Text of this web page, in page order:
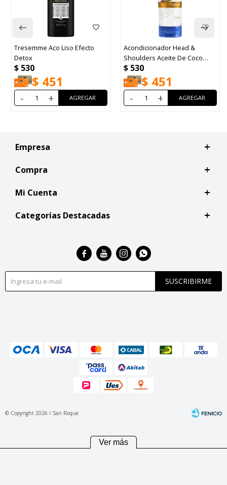
Tresemme Aco Liso Efecto
Detox
$ 530
$ 451
- +
Acondicionador Head &
Shoulders Aceite De Coco
300ml
$ 530
$ 451
- +
Empresa
Compra
Mi Cuenta
Categorías Destacadas
SUSCRIBIRME
   
© Copyright 2026 / San Roque
Ver más